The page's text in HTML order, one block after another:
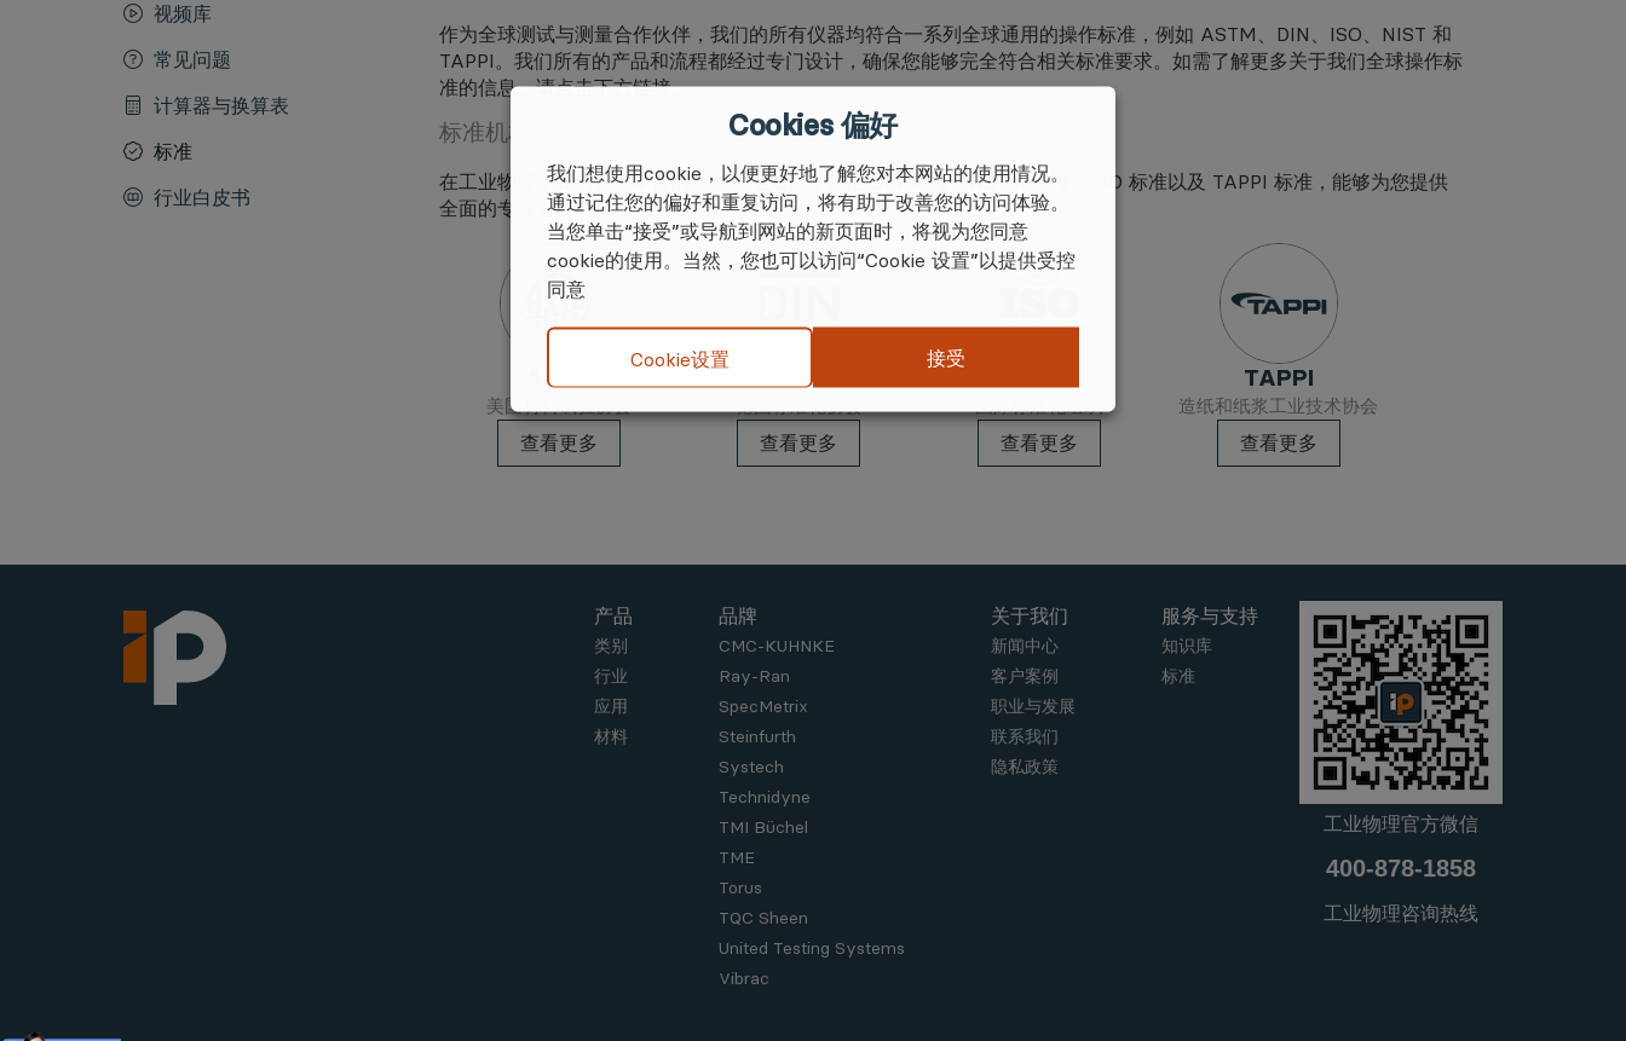
视频库
常见问题
计算器与换算表
标准
行业白皮书
作为全球测试与测量合作伙伴，我们的所有仪器均符合一系列全球通用的操作标准，例如 ASTM、DIN、ISO、NIST 和
TAPPI。我们所有的产品和流程都经过专门设计，确保您能够完全符合相关标准要求。如需了解更多关于我们全球操作标
准的信息，请点击下方链接。
标准机构
在工业物理，我们拥有丰富的测试标准知识，包括 DIN 标准、ASTM 标准、ISO 标准以及 TAPPI 标准，能够为您提供
全面的专业支持。
ASTM
美国材料试验协会
查看更多
DIN
德国标准化协会
查看更多
国际标准化组织
查看更多
TAPPI
造纸和纸浆工业技术协会
查看更多
产品
类别
行业
应用
材料
品牌
CMC-KUHNKE
Ray-Ran
SpecMetrix
Steinfurth
Systech
Technidyne
TMI Büchel
TME
Torus
TQC Sheen
United Testing Systems
Vibrac
关于我们
新闻中心
客户案例
职业与发展
联系我们
隐私政策
服务与支持
知识库
标准
工业物理官方微信
400-878-1858
工业物理咨询热线
Cookies 偏好
我们想使用cookie，以便更好地了解您对本网站的使用情况。
通过记住您的偏好和重复访问，将有助于改善您的访问体验。
当您单击“接受”或导航到网站的新页面时，将视为您同意
cookie的使用。当然，您也可以访问“Cookie 设置”以提供受控
同意
Cookie设置 接受